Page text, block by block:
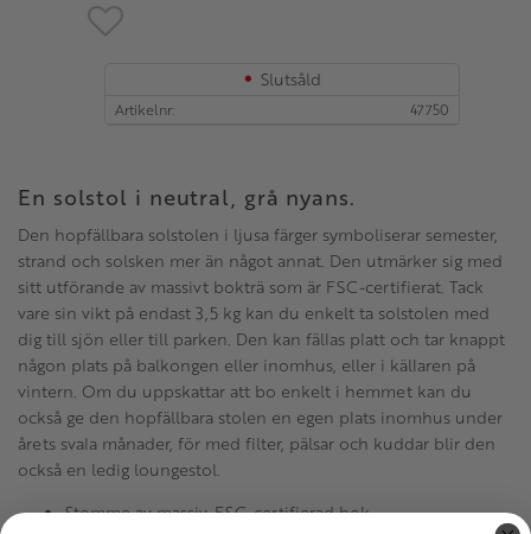
Lägg till i favoriter
Slutsåld
Artikelnr 47750
En solstol i neutral, grå nyans.
Den hopfällbara solstolen i ljusa färger symboliserar semester,
strand och solsken mer än något annat. Den utmärker sig med
sitt utförande av massivt bokträ som är FSC-certifierat. Tack
vare sin vikt på endast 3,5 kg kan du enkelt ta solstolen med
dig till sjön eller till parken. Den kan fällas platt och tar knappt
någon plats på balkongen eller inomhus, eller i källaren på
vintern. Om du uppskattar att bo enkelt i hemmet kan du
också ge den hopfällbara stolen en egen plats inomhus under
årets svala månader, för med filter, pälsar och kuddar blir den
också en ledig loungestol.
Stomme av massiv, FSC-certifierad bok.